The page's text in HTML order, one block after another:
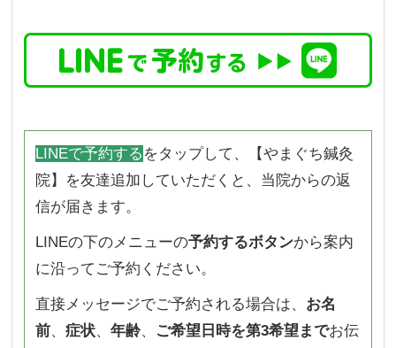
LINEで予約する をタップして、【やまぐち鍼灸
院】を友達追加していただくと、当院からの返
信が届きます。
LINEの下のメニューの予約するボタンから案内
に沿ってご予約ください。
直接メッセージでご予約される場合は、 お名
前、 症状、 年齢、 ご希望日時を第3希望までお伝